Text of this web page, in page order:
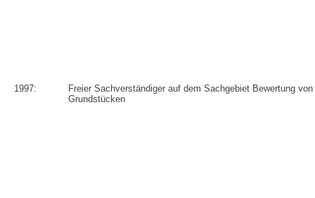
1997:
Freier Sachverständiger auf dem Sachgebiet Bewertung
Grundstücken